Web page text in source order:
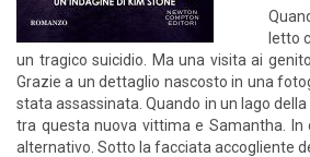
letto
un tragico suicidio. Ma una visita ai
Grazie a un dettaglio nascosto in una
stata assassinata. Quando in un lago
tra questa nuova vittima e Samantha. In
alternativo. Sotto la facciata accogliente